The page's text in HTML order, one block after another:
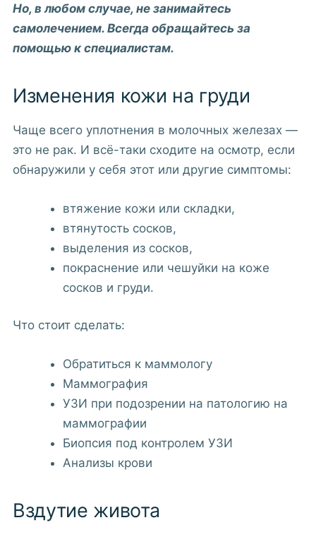
Но, в любом случае, не занимайтесь
самолечением. Всегда обращайтесь за
помощью к специалистам.
Изменения кожи на груди
Чаще всего уплотнения в молочных железах —
это не рак. И всё-таки сходите на осмотр, если
обнаружили у себя этот или другие симптомы:
втяжение кожи или складки,
втянутость сосков,
выделения из сосков,
покраснение или чешуйки на коже
сосков и груди.
Что стоит сделать:
Обратиться к маммологу
Маммография
УЗИ при подозрении на патологию на
маммографии
Биопсия под контролем УЗИ
Анализы крови
Вздутие живота